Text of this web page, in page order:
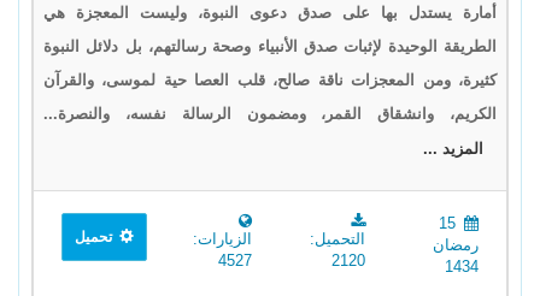
أمارة يستدل بها على صدق دعوى النبوة، وليست المعجزة هي
الطريقة الوحيدة لإثبات صدق الأنبياء وصحة رسالتهم، بل دلائل النبوة
كثيرة، ومن المعجزات ناقة صالح، قلب العصا حية لموسى، والقرآن
الكريم، وانشقاق القمر، ومضمون الرسالة نفسه، والنصرة...
المزيد ...
15
رمضان
1434
التحميل:
2120
الزيارات:
4527
تحميل